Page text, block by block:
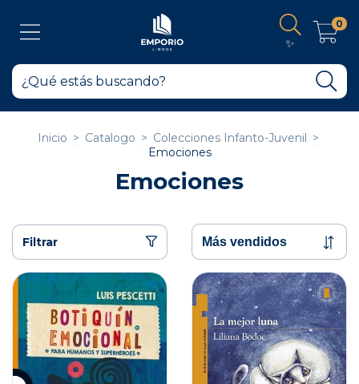
✨
0
Inicio > Catalogo > Colecciones Infanto-Juvenil >
Emociones
Emociones
Filtrar